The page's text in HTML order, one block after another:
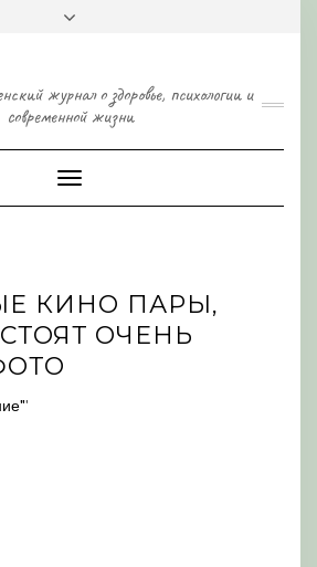
журнал о здоровье, психологии и
современной жизни
Toggle
Navigation
КИНО ПАРЫ,
ОЧЕНЬ
'